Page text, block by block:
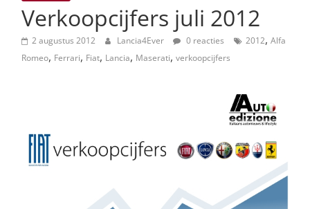
ItaliaansVerkoopcijfers juli 2012
2 augustus 2012 Lancia4Ever 0 reacties 2012, Alfa
Romeo, Ferrari, Fiat, Lancia, Maserati, verkoopcijfers